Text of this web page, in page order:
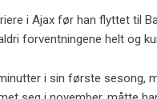
i Ajax før han flyttet til
forventningene helt og
i sin første sesong,